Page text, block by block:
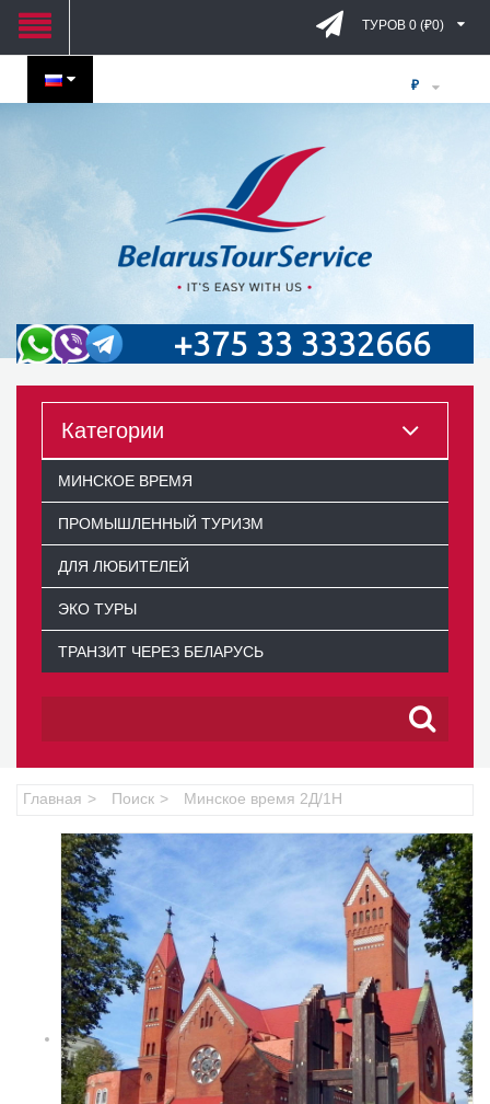
₽
ТУРОВ 0 (₽0)
+375 33 3332666
Категории
МИНСКОЕ ВРЕМЯ
ПРОМЫШЛЕННЫЙ ТУРИЗМ
ДЛЯ ЛЮБИТЕЛЕЙ
ЭКО ТУРЫ
ТРАНЗИТ ЧЕРЕЗ БЕЛАРУСЬ
Главная Поиск Минское время 2Д/1Н